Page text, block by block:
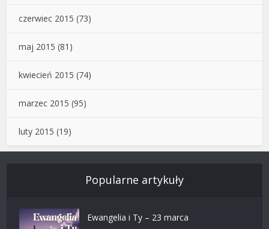
czerwiec 2015 (73)
maj 2015 (81)
kwiecień 2015 (74)
marzec 2015 (95)
luty 2015 (19)
Popularne artykuły
Ewangelia i Ty – 23 marca